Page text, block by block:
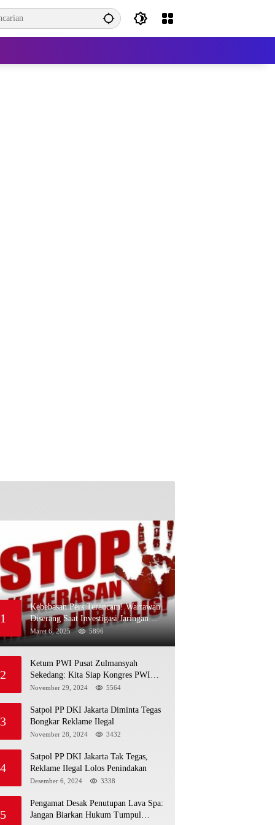
1
Kebebasan Pers Terancam! Wartawan
Diserang Saat Investigasi Jaringan
Obat Terlarang
Maret 6, 2025 5896
2
Ketum PWI Pusat Zulmansyah
Sekedang: Kita Siap Kongres PWI
Sebelum 15 Desember 2024
November 29, 2024 5564
3
Satpol PP DKI Jakarta Diminta Tegas
Bongkar Reklame Ilegal
November 28, 2024 3432
4
Satpol PP DKI Jakarta Tak Tegas,
Reklame Ilegal Lolos Penindakan
Desember 6, 2024 3338
5
Pengamat Desak Penutupan Lava Spa:
Jangan Biarkan Hukum Tumpul